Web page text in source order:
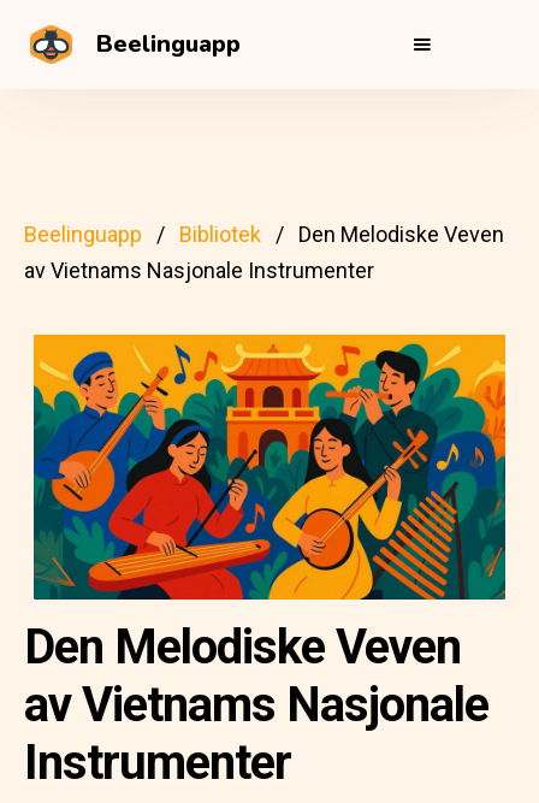
Beelinguapp
Beelinguapp Bibliotek
Den Melodiske Veven
av Vietnams Nasjonale Instrumenter
Den Melodiske Veven
av Vietnams Nasjonale
Instrumenter